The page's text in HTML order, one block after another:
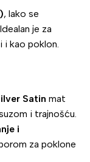
, lako se
je za
i kao poklon.
Satin mat
i trajnošću.
i
za poklone